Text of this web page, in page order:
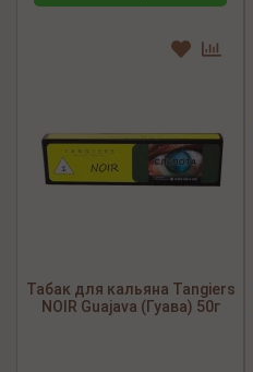
Табак для кальяна Tangiers
NOIR Guajava (Гуава) 50г